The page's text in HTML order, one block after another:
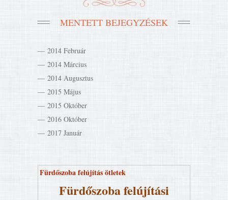
MENTETT BEJEGYZÉSEK
2014 Február
2014 Március
2014 Augusztus
2015 Május
2015 Október
2016 Október
2017 Január
Fürdőszoba felújítás ötletek
Fürdőszoba felújítási